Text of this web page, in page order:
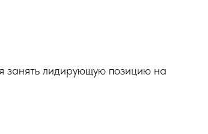
занять лидирующую позицию на